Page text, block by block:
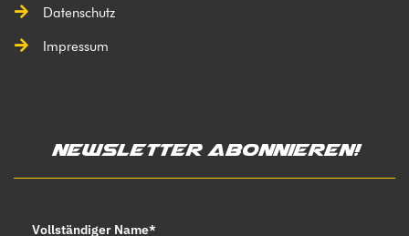
Datenschutz
Impressum
Newsletter abonnieren!
Vollständiger Name*